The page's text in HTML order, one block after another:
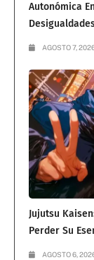
Autonómica
AGOSTO 7,
Jujutsu
Perder Su
AGOSTO 6,